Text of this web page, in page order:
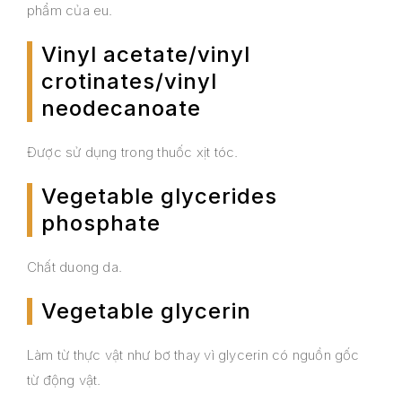
phẩm của eu.
Vinyl acetate/vinyl
crotinates/vinyl
neodecanoate
Được sử dụng trong thuốc xịt tóc.
Vegetable glycerides
phosphate
Chất duong da.
Vegetable glycerin
Làm từ thực vật như bơ thay vì glycerin có nguồn gốc
từ động vật.